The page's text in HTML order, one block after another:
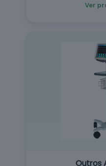
Ver
Outros